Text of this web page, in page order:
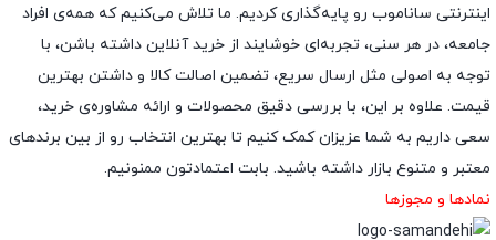
اینترنتی ساناموب رو پایه‌گذاری کردیم. ما تلاش می‌کنیم که همه‌ی افراد
جامعه، در هر سنی، تجربه‌ای خوشایند از خرید آنلاین داشته باشن، با
توجه به اصولی مثل ارسال سریع، تضمین اصالت کالا و داشتن بهترین
قیمت. علاوه بر این، با بررسی دقیق محصولات و ارائه مشاوره‌ی خرید،
سعی داریم به شما عزیزان کمک کنیم تا بهترین انتخاب رو از بین برندهای
معتبر و متنوع بازار داشته باشید. بابت اعتمادتون ممنونیم.
نمادها و مجوزها